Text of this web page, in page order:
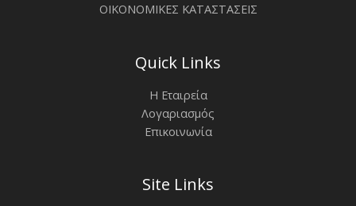
ΟΙΚΟΝΟΜΙΚΕΣ ΚΑΤΑΣΤΑΣΕΙΣ
Quick Links
Η Εταιρεία
Λογαριασμός
Επικοινωνία
Site Links